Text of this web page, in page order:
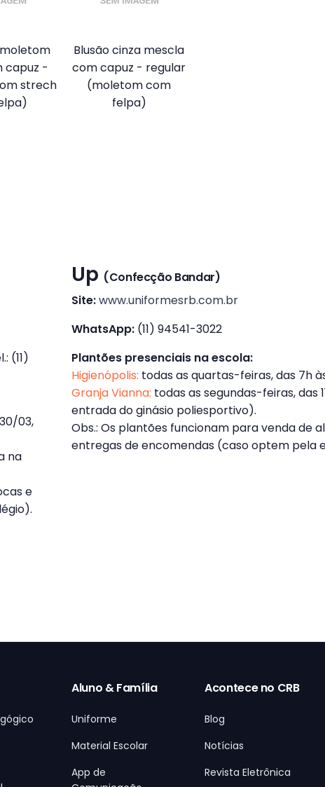
capuz -
strech
Blusão cinza mescla
com capuz - regular
(moletom com
felpa)
(11)
03,
na
e
Up (Confecção Bandar)
Site:www.uniformesrb.com.br
WhatsApp: (11) 94541-3022
Plantões presenciais na escola:
Higienópolis: todas as quartas-feiras, das 7h
Granja Vianna: todas as segundas-feiras, das
entrada do ginásio poliesportivo).
Obs.: Os plantões funcionam para venda de
entregas de encomendas (caso optem pela
Aluno & Família
Uniforme
Material Escolar
App de
Acontece no CRB
Blog
Notícias
Revista Eletrônica